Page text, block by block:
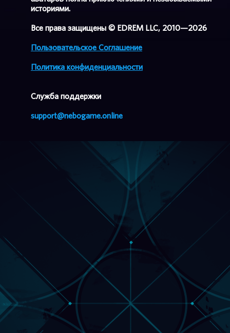
историями.
Все права защищены © EDREM LLC, 2010—2026
Пользовательское Соглашение
Политика конфиденциальности
Cлужба поддержки
support@nebogame.online